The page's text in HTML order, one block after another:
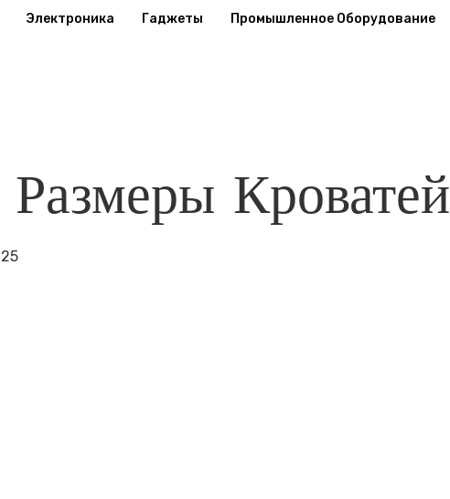
Электроника Гаджеты Промышленное Оборудование
Кроватей